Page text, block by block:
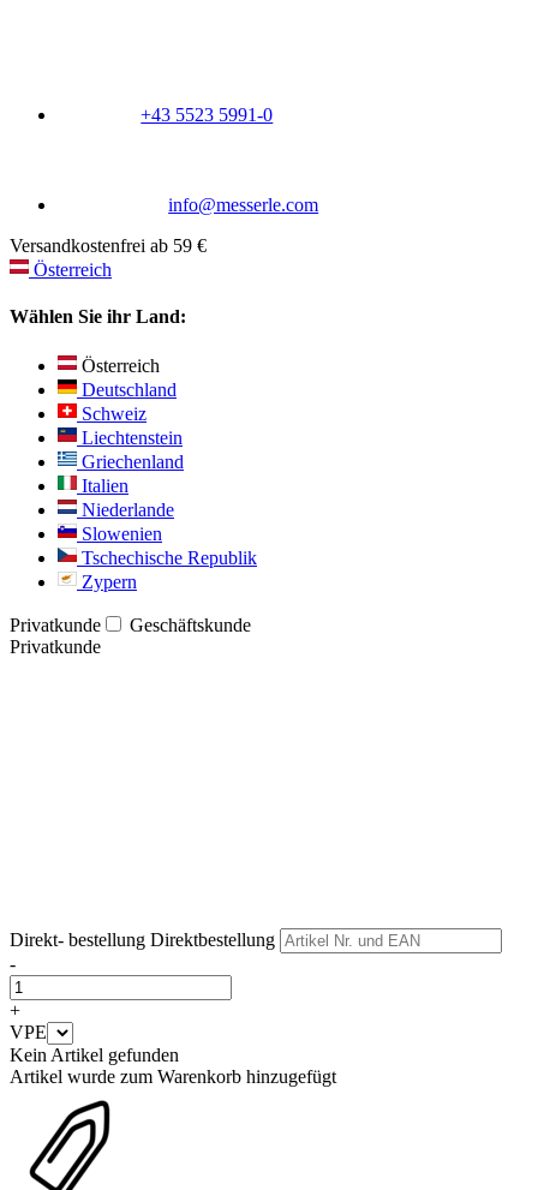
+43 5523 5991-0
info@messerle.com
Versandkostenfrei ab 59 €
Österreich
Wählen Sie ihr Land:
Österreich
Deutschland
Schweiz
Liechtenstein
Griechenland
Italien
Niederlande
Slowenien
Tschechische Republik
Zypern
Privatkunde
Geschäftskunde
Privatkunde
Direkt- bestellung Direktbestellung
-
+
VPE
Kein Artikel gefunden
Artikel wurde zum Warenkorb hinzugefügt